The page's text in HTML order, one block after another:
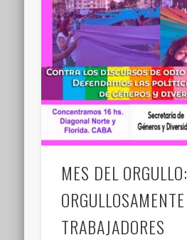
MES DEL ORGULLO:
ORGULLOSAMENTE
TRABAJADORES